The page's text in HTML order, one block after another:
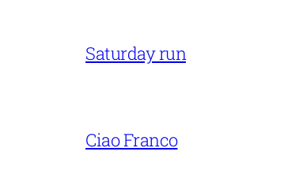
Saturday run
Ciao Franco